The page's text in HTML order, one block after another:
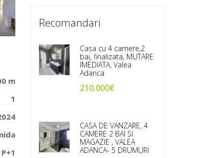
m
1
P+1
Recomandari
Casa cu 4 camere,2
bai, finalizata, MUTARE
IMEDIATA, Valea
Adanca
210.000€
CASA DE VANZARE, 4
CAMERE 2 BAI SI
MAGAZIE , VALEA
ADANCA- 5 DRUMURI